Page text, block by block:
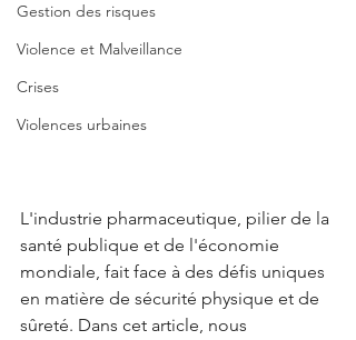
Gestion des risques
Violence et Malveillance
Crises
Violences urbaines
L'industrie pharmaceutique, pilier de la
santé publique et de l'économie
mondiale, fait face à des défis uniques
en matière de sécurité physique et de
sûreté. Dans cet article, nous